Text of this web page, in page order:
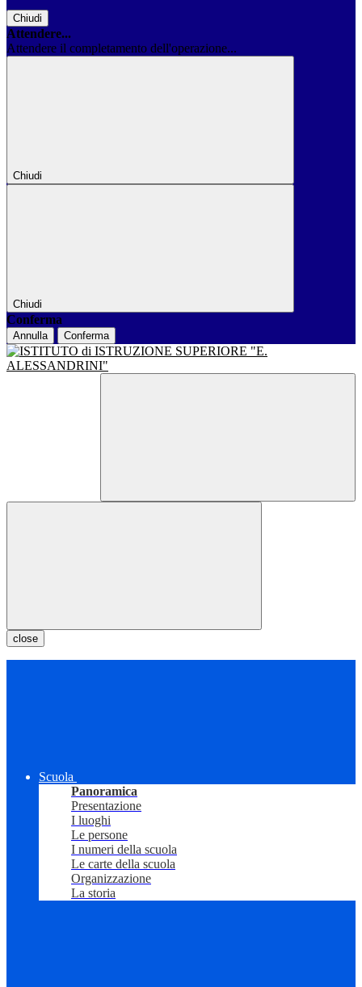
Chiudi
Attendere...
Attendere il completamento dell'operazione...
Chiudi
Chiudi
Conferma
Annulla Conferma
close
Scuola
Panoramica
Presentazione
I luoghi
Le persone
I numeri della scuola
Le carte della scuola
Organizzazione
La storia